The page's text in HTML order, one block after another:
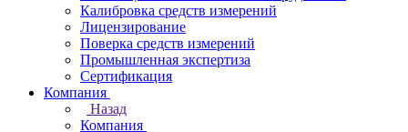
Калибровка средств измерений
Лицензирование
Поверка средств измерений
Промышленная экспертиза
Сертификация
Компания
Назад
Компания